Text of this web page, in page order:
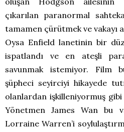
çıkarılan paranormal
tamamen çürütmek ve vakayı
Oysa Enfield lanetinin bir
ispatlandı ve en ateşli
savunmak istemiyor. Film
şüpheci seyirciyi hikayede
olanlardan işkilleniyormuş
Yönetmen James Wan bu
Lorraine Warren’i